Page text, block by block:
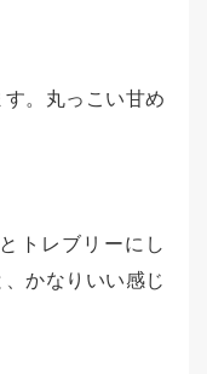
。丸っこい甘め
トレブリーにし
かなりいい感じ